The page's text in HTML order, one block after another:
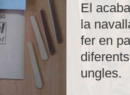
El
la
fer en
ungles.